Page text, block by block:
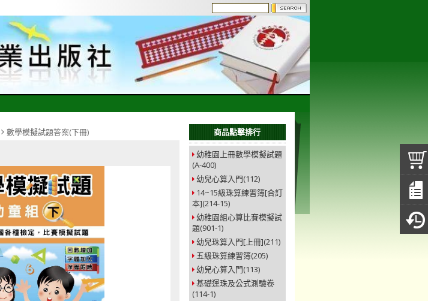
數學模擬試題答案(下冊) 商品點擊排行
幼稚園上冊數學模擬試題
(A-400)
幼兒心算入門(112)
14~15級珠算練習簿[合訂
本](214-15)
幼稚園組心算比賽模擬試
題(901-1)
幼兒珠算入門[上冊](211)
五級珠算練習簿(205)
幼兒心算入門(113)
基礎運珠及公式測驗卷
(114-1)